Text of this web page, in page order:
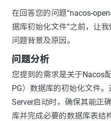
在回答您的问题“nacos-
据库初始化文件”之前，让
问题背景及原因。
问题分析
您提到的需求是关于Nacos
PG）数据库的初始化文件
Server启动时，确保其能正
库并完成必要的数据库表结